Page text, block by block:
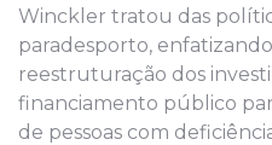
Winckler tratou das
paradesporto,
reestruturação dos
financiamento público
de pessoas com